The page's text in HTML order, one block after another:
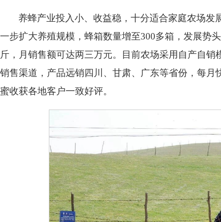
养蜂产业投入小、收益稳，十分适合家庭农场
一步扩大养殖规模，蜂箱数量增至300多箱，发展势
斤，月销售额可达两三万元。目前农场采用自产自
销售渠道，产品远销四川、甘肃、广东等省份，每
蜜收获各地客户一致好评。